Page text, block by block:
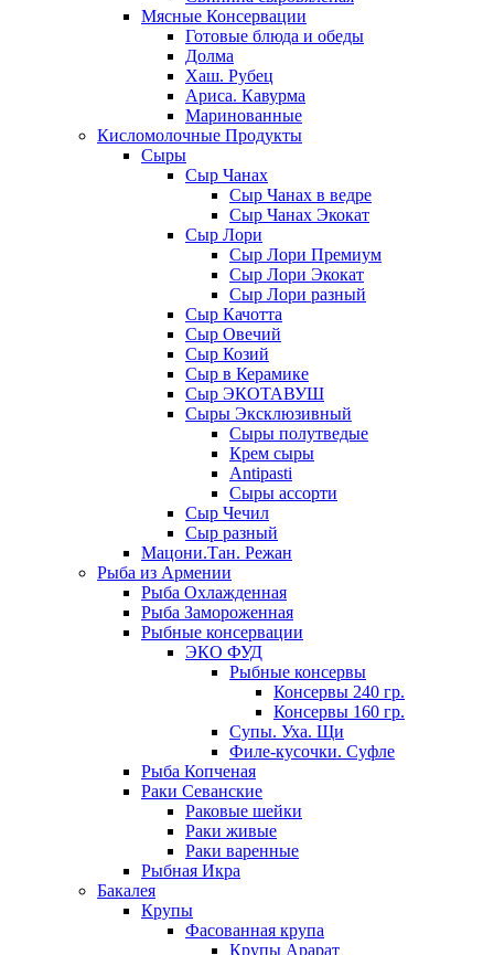
Мясные Консервации
Готовые блюда и обеды
Долма
Хаш. Рубец
Ариса. Кавурма
Маринованные
Кисломолочные Продукты
Сыры
Сыр Чанах
Сыр Чанах в ведре
Сыр Чанах Экокат
Сыр Лори
Сыр Лори Премиум
Сыр Лори Экокат
Сыр Лори разный
Сыр Качотта
Сыр Овечий
Сыр Козий
Сыр в Керамике
Сыр ЭКОТАВУШ
Сыры Эксклюзивный
Сыры полутведые
Крем сыры
Antipasti
Сыры ассорти
Сыр Чечил
Сыр разный
Мацони.Тан. Режан
Рыба из Армении
Рыба Охлажденная
Рыба Замороженная
Рыбные консервации
ЭКО ФУД
Рыбные консервы
Консервы 240 гр.
Консервы 160 гр.
Супы. Уха. Щи
Филе-кусочки. Суфле
Рыба Копченая
Раки Севанские
Раковые шейки
Раки живые
Раки варенные
Рыбная Икра
Бакалея
Крупы
Фасованная крупа
Крупы Арарат